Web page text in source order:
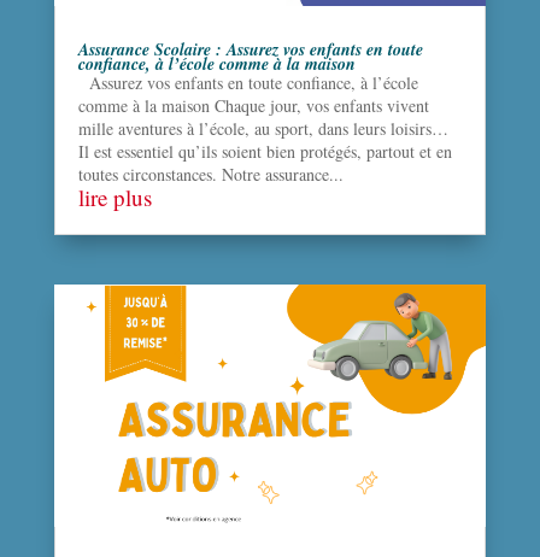
Assurance Scolaire : Assurez vos enfants en toute
confiance, à l’école comme à la maison
Assurez vos enfants en toute confiance, à l’école
comme à la maison Chaque jour, vos enfants vivent
mille aventures à l’école, au sport, dans leurs loisirs…
Il est essentiel qu’ils soient bien protégés, partout et en
toutes circonstances. Notre assurance...
lire plus